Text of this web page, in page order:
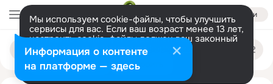
Войти
Мы используем cookie-файлы, чтобы улучшить
сервисы для вас. Если ваш возраст менее 13 лет,
настроить cookie-файлы должен ваш законный
представитель. Больше информации
Разрешить все Настроить
Поиск
людям
olga klimovich
Информация о контенте
на платформе — здесь